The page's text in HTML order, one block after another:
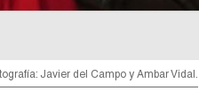
Javier del Campo y Ambar Vidal.